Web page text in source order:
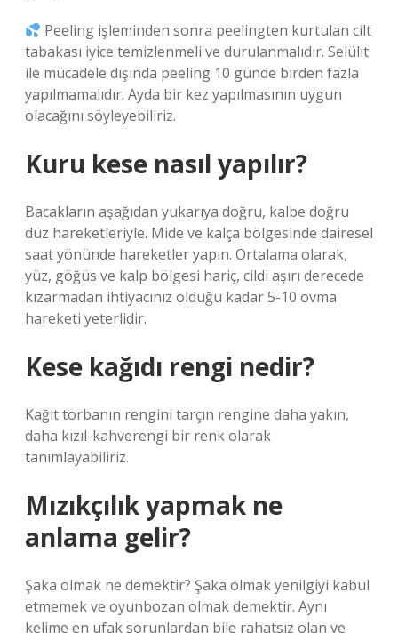
Peeling işleminden sonra peelingten kurtulan cilt
tabakası iyice temizlenmeli ve durulanmalıdır. Selülit
ile mücadele dışında peeling 10 günde birden fazla
yapılmamalıdır. Ayda bir kez yapılmasının uygun
olacağını söyleyebiliriz.
Kuru kese nasıl yapılır?
Bacakların aşağıdan yukarıya doğru, kalbe doğru
düz hareketleriyle. Mide ve kalça bölgesinde dairesel
saat yönünde hareketler yapın. Ortalama olarak,
yüz, göğüs ve kalp bölgesi hariç, cildi aşırı derecede
kızarmadan ihtiyacınız olduğu kadar 5-10 ovma
hareketi yeterlidir.
Kese kağıdı rengi nedir?
Kağıt torbanın rengini tarçın rengine daha yakın,
daha kızıl-kahverengi bir renk olarak
tanımlayabiliriz.
Mızıkçılık yapmak ne
anlama gelir?
Şaka olmak ne demektir? Şaka olmak yenilgiyi kabul
etmemek ve oyunbozan olmak demektir. Aynı
kelime en ufak sorunlardan bile rahatsız olan ve